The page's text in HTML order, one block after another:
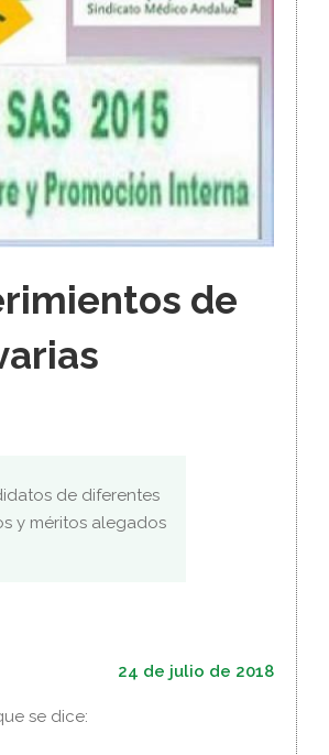
de
de diferentes
y méritos alegados
24 de julio de 2018
se dice: